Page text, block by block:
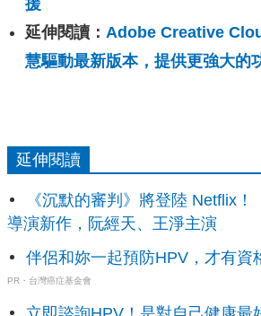
援
延伸閱讀： Adobe Creative
慧驅動最新版本，提供更強大的
延伸閱讀
《沉默的審判》將登陸 Netflix！
導演新作，阮經天、王淨主演
伴侶和妳一起預防HPV，才有資
PR・台灣癌症基金會